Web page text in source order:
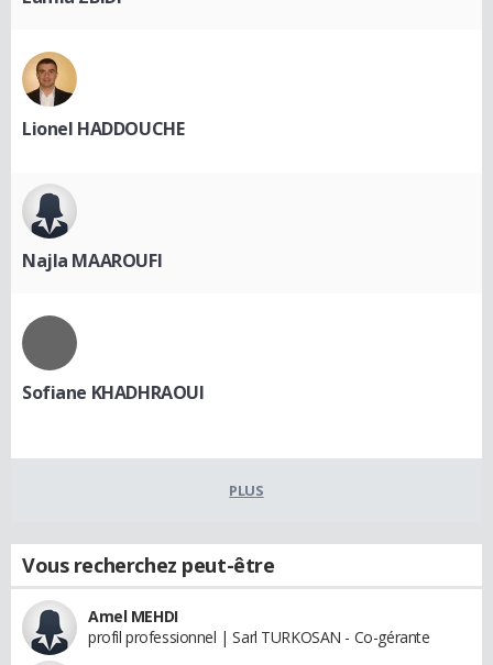
Lionel HADDOUCHE
Najla MAAROUFI
Sofiane KHADHRAOUI
PLUS
Vous recherchez peut-être
Amel MEHDI
profil professionnel | Sarl TURKOSAN - Co-gérante